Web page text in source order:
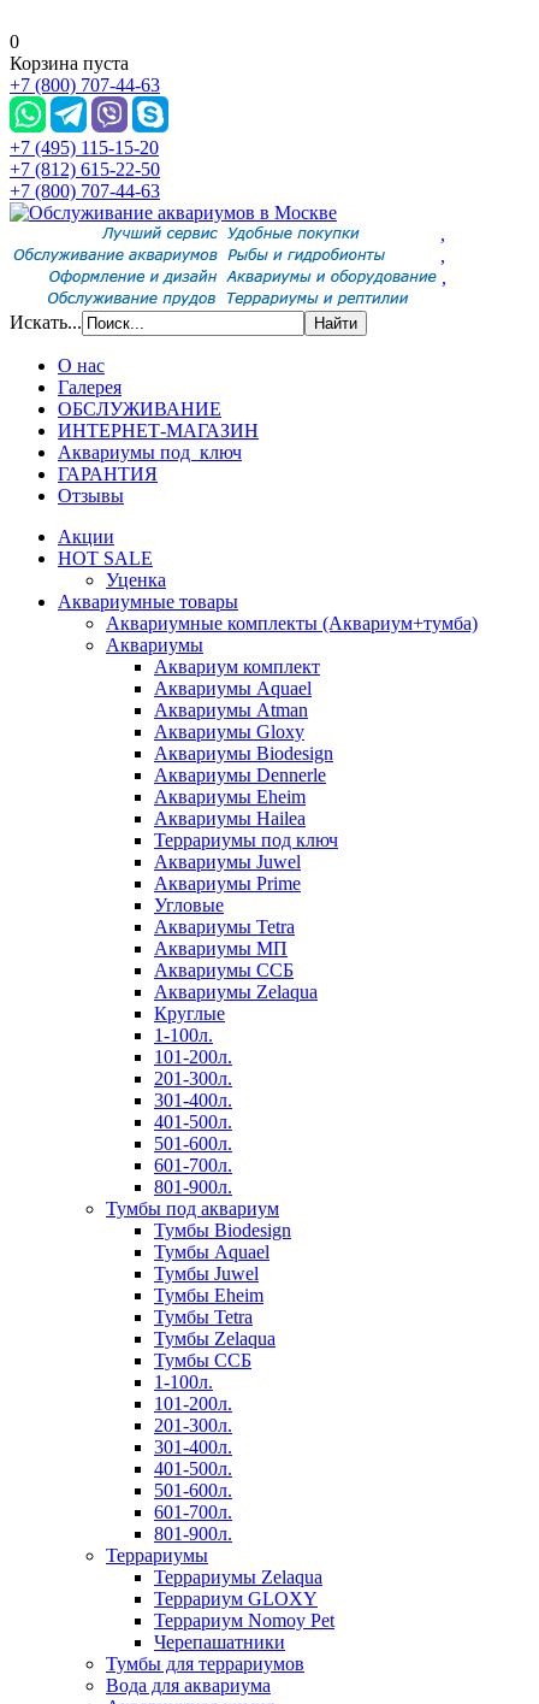
0
Корзина пуста
+7 (800) 707-44-63
+7 (495) 115-15-20
+7 (812) 615-22-50
+7 (800) 707-44-63
,
,
,
Искать...
О нас
Галерея
ОБСЛУЖИВАНИЕ
ИНТЕРНЕТ-МАГАЗИН
Аквариумы под ключ
ГАРАНТИЯ
Отзывы
Акции
HOT SALE
Уценка
Аквариумные товары
Аквариумные комплекты (Аквариум+тумба)
Аквариумы
Аквариум комплект
Аквариумы Aquael
Аквариумы Atman
Аквариумы Gloxy
Аквариумы Biodesign
Аквариумы Dennerle
Аквариумы Eheim
Аквариумы Hailea
Террариумы под ключ
Аквариумы Juwel
Аквариумы Prime
Угловые
Аквариумы Tetra
Аквариумы МП
Аквариумы ССБ
Аквариумы Zelaqua
Круглые
1-100л.
101-200л.
201-300л.
301-400л.
401-500л.
501-600л.
601-700л.
801-900л.
Тумбы под аквариум
Тумбы Biodesign
Тумбы Aquael
Тумбы Juwel
Тумбы Eheim
Тумбы Tetra
Тумбы Zelaqua
Тумбы ССБ
1-100л.
101-200л.
201-300л.
301-400л.
401-500л.
501-600л.
601-700л.
801-900л.
Террариумы
Террариумы Zelaqua
Террариум GLOXY
Террариум Nomoy Pet
Черепашатники
Тумбы для террариумов
Вода для аквариума